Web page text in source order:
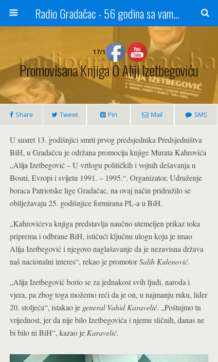
Radio Gradačac - 56 godina sa vama...
17/10/2016
Promovisana Knjiga O Aliji Izetbegoviću
Share Tweet Pin Mail SMS
U susret 13. godišnjici smrti prvog predsjednika Predsjedništva
BiH, u Gradačcu je održana promocija knjige Murata Kahrovića
„Alija Izetbegović – U vrtlogu političkih i vojnih dešavanja u
Bosni, Evropi i svijetu 1991. – 1995.“. Organizator, Udruženje
boraca Patriotske lige Gradačac, na ovaj način pridružilo se
obilježavaju 25. godišnjice formirana PL-a u BiH.
„Kahrovićeva knjiga predstavlja naučno utemeljen prikaz toka
priprema i odbrane BiH, ističući ključnu ulogu koju je imao
Alija Izetbegović i njegovo naglašavanje da je nezavisna država
naš nacionalni interes“, rekao je promotorSalih Kulenović.
„Alija Izetbegović borio se za jednakost svih ljudi, naroda i
vjera, pa zbog toga možemo reći da je on, u najmanju ruku, lider
20. stoljeća“, istakao je general Vahid Karavelić. „Poštujmo tu
vrijednost, jer da nije bilo Izetbegovića i njemu sličnih, danas ne
bi bilo ni BiH“, kazao je Karavelić.